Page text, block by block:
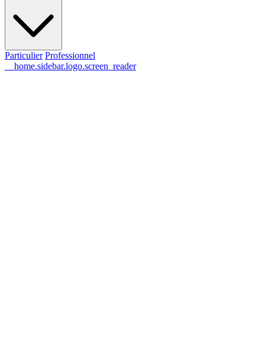
Particulier Professionnel
__home.sidebar.logo.screen_reader